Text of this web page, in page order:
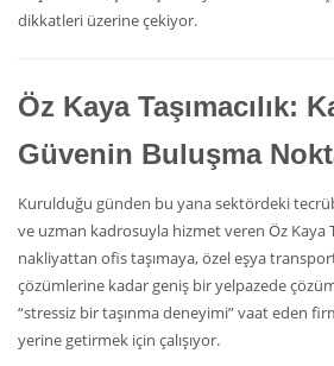
dikkatleri üzerine çekiyor.
Öz Kaya Taşımacılık:
Güvenin Buluşma
Kurulduğu günden bu yana sektördeki
ve uzman kadrosuyla hizmet veren Öz Kaya
nakliyattan ofis taşımaya, özel eşya
çözümlerine kadar geniş bir yelpazede
“stressiz bir taşınma deneyimi” vaat eden
yerine getirmek için çalışıyor.